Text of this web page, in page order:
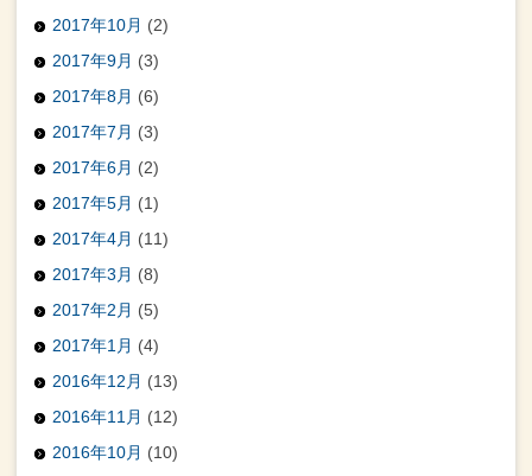
2017年10月 (2)
2017年9月 (3)
2017年8月 (6)
2017年7月 (3)
2017年6月 (2)
2017年5月 (1)
2017年4月 (11)
2017年3月 (8)
2017年2月 (5)
2017年1月 (4)
2016年12月 (13)
2016年11月 (12)
2016年10月 (10)